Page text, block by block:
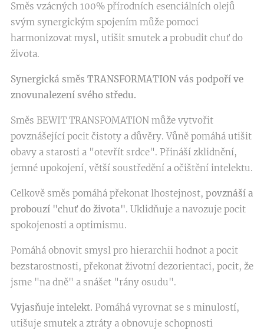
Směs vzácných 100% přírodních esenciálních olejů
svým synergickým spojením může pomoci
harmonizovat mysl, utišit smutek a probudit chuť do
života.
Synergická směs TRANSFORMATION vás podpoří ve
znovunalezení svého středu.
Směs BEWIT TRANSFOMATION může vytvořit
povznášející pocit čistoty a důvěry. Vůně pomáhá utišit
obavy a starosti a "otevřít srdce". Přináší zklidnění,
jemné upokojení, větší soustředění a očištění intelektu.
Celkově směs pomáhá překonat lhostejnost, povznáší a
probouzí "chuť do života". Uklidňuje a navozuje pocit
spokojenosti a optimismu.
Pomáhá obnovit smysl pro hierarchii hodnot a pocit
bezstarostnosti, překonat životní dezorientaci, pocit, že
jsme "na dně" a snášet "rány osudu".
Vyjasňuje intelekt. Pomáhá vyrovnat se s minulostí,
utišuje smutek a ztráty a obnovuje schopnosti